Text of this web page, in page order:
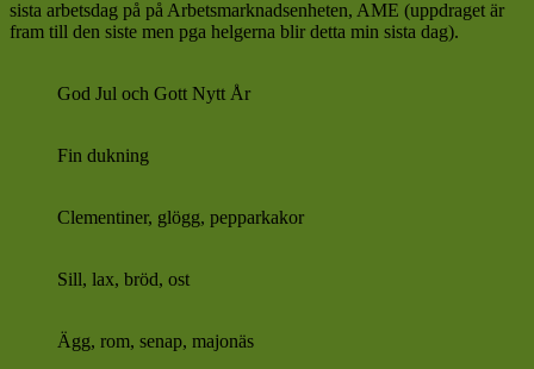
sista arbetsdag på på Arbetsmarknadsenheten, AME (uppdraget är
fram till den siste men pga helgerna blir detta min sista dag).
God Jul och Gott Nytt År
Fin dukning
Clementiner, glögg, pepparkakor
Sill, lax, bröd, ost
Ägg, rom, senap, majonäs